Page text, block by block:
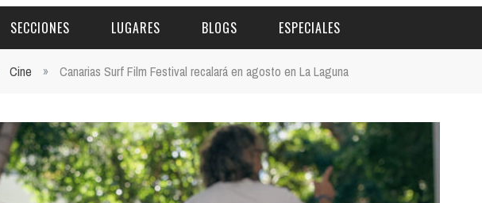
Norte
Sur
Cultura
Deporte y Naturaleza
SECCIONES
ESCÉNICAS
CULTURA
GASTRONOMÍA
LUGARES
SALAS Y AUDITORIOS
ESPACIOS CULTURALES
NOCHE
BLOGS ESPECIALES
FESTIVAL TAGANANA 2026
TENERIFE PHE FESTIVAL 2026
XXVII VERANO DE CUENTO
Cine » Canarias Surf Film Festival recalará en agosto en La Laguna